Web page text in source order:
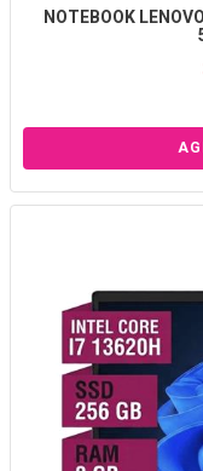
NOTEBOOK